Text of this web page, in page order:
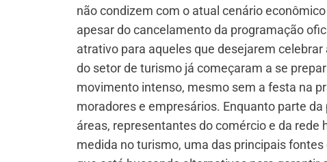
não condizem com o atual cenário
apesar do cancelamento da programação
atrativo para aqueles que desejarem
do setor de turismo já começaram a se
movimento intenso, mesmo sem a festa na
moradores e empresários. Enquanto parte
áreas, representantes do comércio e da
medida no turismo, uma das principais